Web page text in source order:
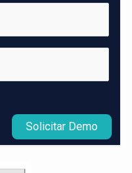
Solicitar Demo